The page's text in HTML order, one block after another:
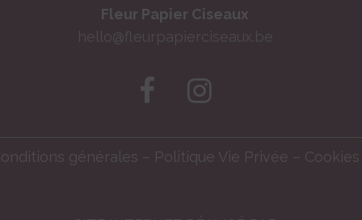
Fleur Papier Ciseaux
hello@fleurpapierciseaux.be
générales – Politique Vie Privée – Cookies